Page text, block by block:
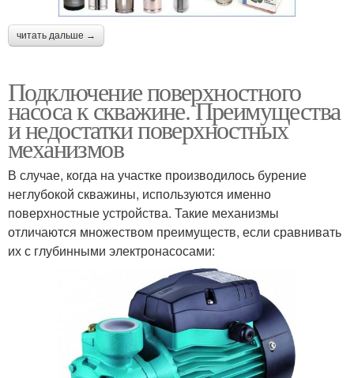
читать дальше →
Подключение поверхностного
насоса к скважине. Преимущества
и недостатки поверхностных
механизмов
В случае, когда на участке производилось бурение
неглубокой скважины, используются именно
поверхностные устройства. Такие механизмы
отличаются множеством преимуществ, если сравнивать
их с глубинными электронасосами: